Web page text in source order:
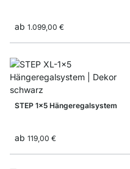
ab 1.099,00 €
STEP 1x5 Hängeregalsystem
ab 119,00 €